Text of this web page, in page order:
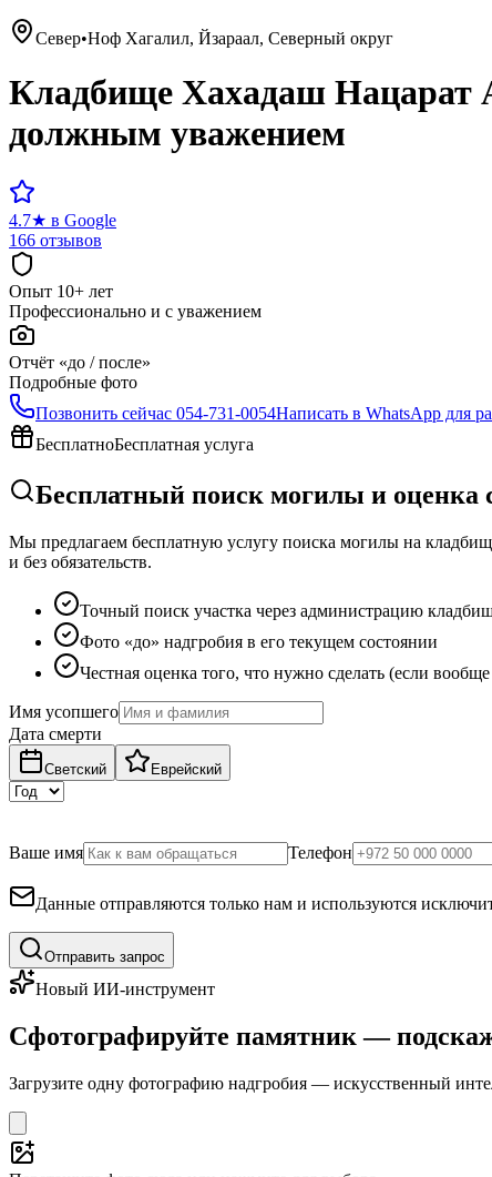
Север•Ноф Хагалил, Йзараал, Северный округ
Кладбище Хахадаш Нацарат
должным уважением
4.7★ в Google
166 отзывов
Опыт 10+ лет
Профессионально и с уважением
Отчёт «до / после»
Подробные фото
Позвонить сейчас 054-731-0054Написать в WhatsApp для
БесплатноБесплатная услуга
Бесплатный поиск могилы и оценка
Мы предлагаем бесплатную услугу поиска могилы на
и без обязательств.
Точный поиск участка через администрацию
Фото «до» надгробия в его текущем состоянии
Честная оценка того, что нужно сделать (если
Имя усопшего
Дата смерти
Светский Еврейский
Ваше имя Телефон
Данные отправляются только нам и используются
Отправить запрос
Новый ИИ-инструмент
Сфотографируйте памятник —
Загрузите одну фотографию надгробия — искусственный